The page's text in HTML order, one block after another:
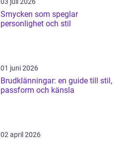
03 juli 2026
Smycken som speglar
personlighet och stil
01 juni 2026
Brudklänningar: en guide till stil,
passform och känsla
02 april 2026